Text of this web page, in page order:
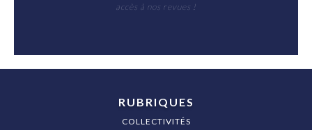
accès à nos revues !
RUBRIQUES
COLLECTIVITÉS